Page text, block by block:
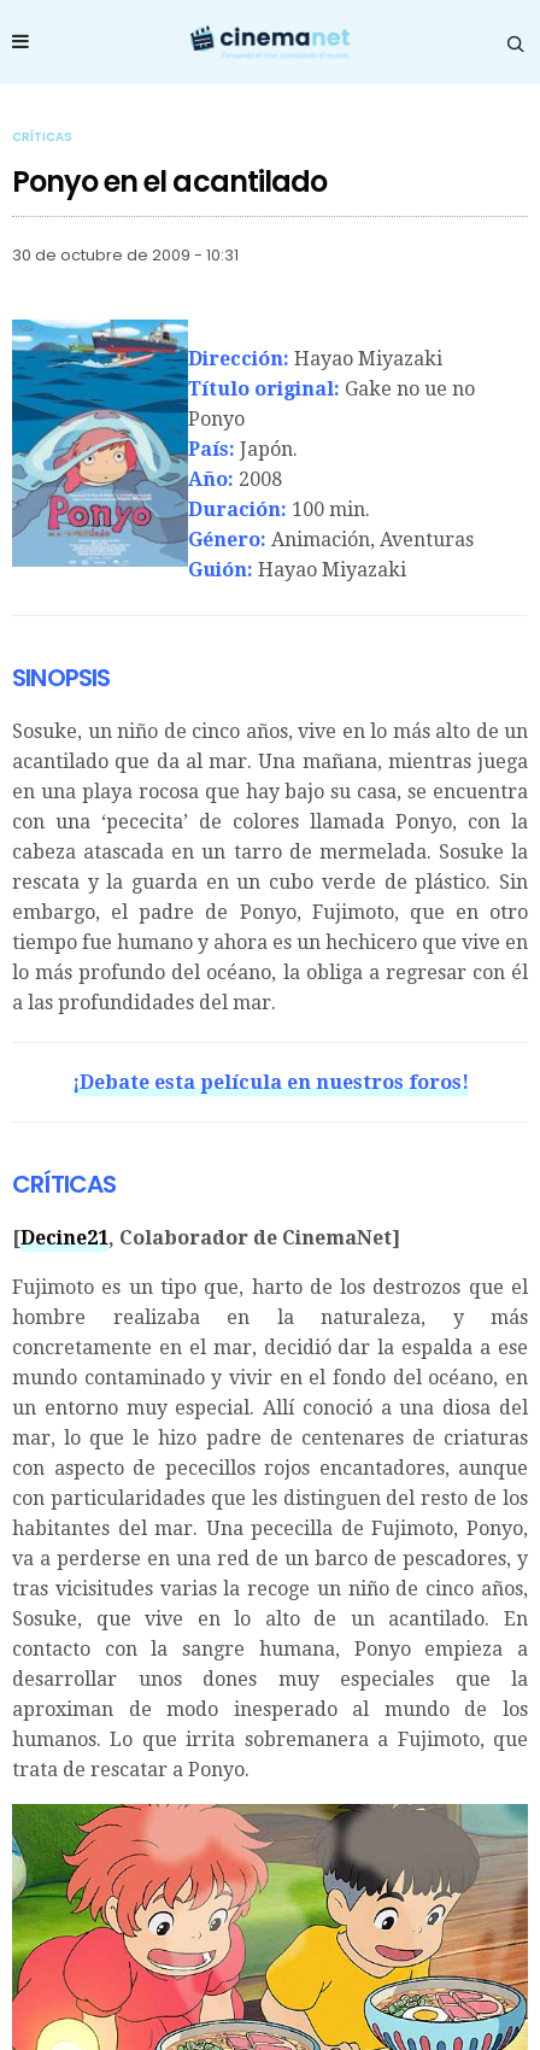
CRÍTICAS
Ponyo en el acantilado
30 de octubre de 2009 - 10:31
Dirección: Hayao Miyazaki
Título original: Gake no ue no
Ponyo
País: Japón.
Año: 2008
Duración: 100 min.
Género: Animación, Aventuras
Guión: Hayao Miyazaki
SINOPSIS
Sosuke, un niño de cinco años, vive en lo más alto de un
acantilado que da al mar. Una mañana, mientras juega
en una playa rocosa que hay bajo su casa, se encuentra
con una ‘pececita’ de colores llamada Ponyo, con la
cabeza atascada en un tarro de mermelada. Sosuke la
rescata y la guarda en un cubo verde de plástico. Sin
embargo, el padre de Ponyo, Fujimoto, que en otro
tiempo fue humano y ahora es un hechicero que vive en
lo más profundo del océano, la obliga a regresar con él
a las profundidades del mar.
¡Debate esta película en nuestros foros!
CRÍTICAS
[Decine21, Colaborador de CinemaNet]
Fujimoto es un tipo que, harto de los destrozos que el
hombre realizaba en la naturaleza, y más
concretamente en el mar, decidió dar la espalda a ese
mundo contaminado y vivir en el fondo del océano, en
un entorno muy especial. Allí conoció a una diosa del
mar, lo que le hizo padre de centenares de criaturas
con aspecto de pececillos rojos encantadores, aunque
con particularidades que les distinguen del resto de los
habitantes del mar. Una pececilla de Fujimoto, Ponyo,
va a perderse en una red de un barco de pescadores, y
tras vicisitudes varias la recoge un niño de cinco años,
Sosuke, que vive en lo alto de un acantilado. En
contacto con la sangre humana, Ponyo empieza a
desarrollar unos dones muy especiales que la
aproximan de modo inesperado al mundo de los
humanos. Lo que irrita sobremanera a Fujimoto, que
trata de rescatar a Ponyo.